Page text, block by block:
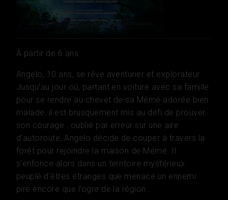
À partir de 6 ans
Angelo, 10 ans, se rêve aventurier et explorateur.
Jusqu’au jour où, partant en voiture avec sa famille
pour se rendre au chevet de sa Mémé adorée bien
malade, il est brusquement mis au défi de prouver
son courage : oublié par erreur sur une aire
d’autoroute, Angelo décide de couper à travers la
forêt pour rejoindre la maison de Mémé. Il
s’enfonce alors dans un territoire mystérieux
peuplé d’êtres étranges que menace un ennemi
pire encore que l’ogre de la région…